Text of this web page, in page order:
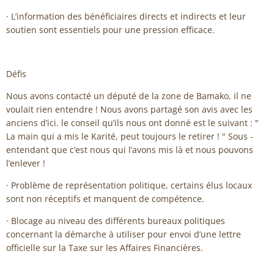
· L’information des bénéficiaires directs et indirects et leur
soutien sont essentiels pour une pression efficace.
Défis
Nous avons contacté un député de la zone de Bamako, il ne
voulait rien entendre ! Nous avons partagé son avis avec les
anciens d’ici. le conseil qu’ils nous ont donné est le suivant : "
La main qui a mis le Karité, peut toujours le retirer ! " Sous -
entendant que c’est nous qui l’avons mis là et nous pouvons
l’enlever !
· Problème de représentation politique, certains élus locaux
sont non réceptifs et manquent de compétence.
· Blocage au niveau des différents bureaux politiques
concernant la démarche à utiliser pour envoi d’une lettre
officielle sur la Taxe sur les Affaires Financières.